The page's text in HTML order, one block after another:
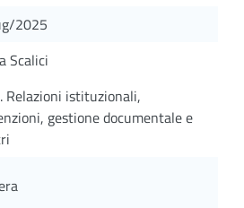
2025
Scalici
Relazioni istituzionali,
gestione documentale e